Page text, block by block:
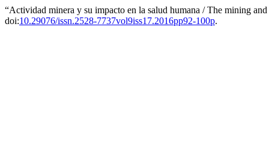
“Actividad minera y su impacto en la salud humana / The mining
doi:10.29076/issn.2528-7737vol9iss17.2016pp92-100p.